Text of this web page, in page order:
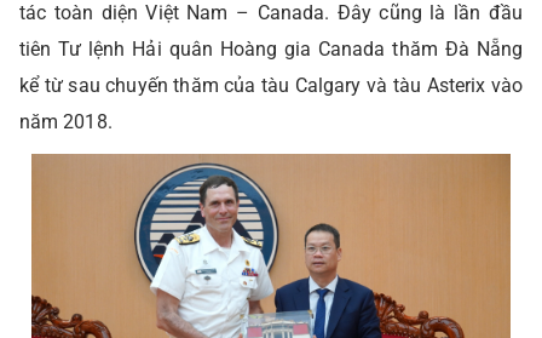
tác toàn diện Việt Nam – Canada. Đây cũng là lần đầu
tiên Tư lệnh Hải quân Hoàng gia Canada thăm Đà Nẵng
kể từ sau chuyến thăm của tàu Calgary và tàu Asterix vào
năm 2018.